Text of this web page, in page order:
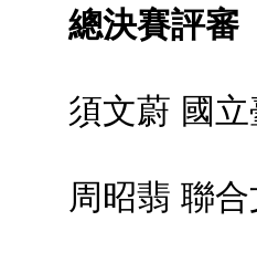
總決賽評審
須文蔚 國立
周昭翡 聯合